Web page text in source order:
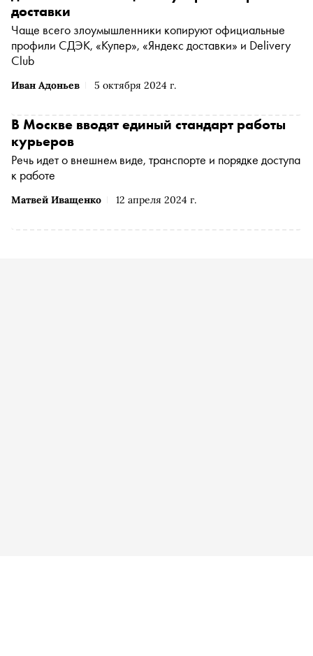
Иван Адоньев 5 октября 2024 г.
доставки
Чаще всего злоумышленники копируют официальные
профили СДЭК, «Купер», «Яндекс доставки» и Delivery
Club
Матвей Иващенко 12 апреля 2024 г.
В Москве вводят единый стандарт работы
курьеров
Речь идет о внешнем виде, транспорте и порядке доступа
к работе